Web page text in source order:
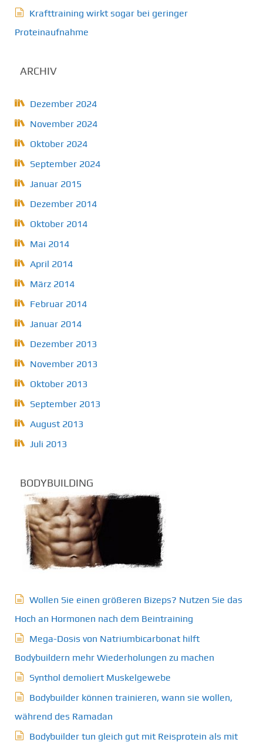
Krafttraining wirkt sogar bei geringer
Proteinaufnahme
ARCHIV
Dezember 2024
November 2024
Oktober 2024
September 2024
Januar 2015
Dezember 2014
Oktober 2014
Mai 2014
April 2014
März 2014
Februar 2014
Januar 2014
Dezember 2013
November 2013
Oktober 2013
September 2013
August 2013
Juli 2013
BODYBUILDING
Wollen Sie einen größeren Bizeps? Nutzen Sie das
Hoch an Hormonen nach dem Beintraining
Mega-Dosis von Natriumbicarbonat hilft
Bodybuildern mehr Wiederholungen zu machen
Synthol demoliert Muskelgewebe
Bodybuilder können trainieren, wann sie wollen,
während des Ramadan
Bodybuilder tun gleich gut mit Reisprotein als mit